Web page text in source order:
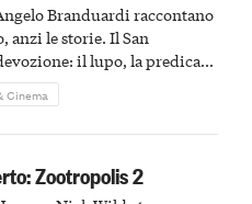
Branduardi raccontano
anzi le storie. Il San
il lupo, la predica
Cinema
Zootropolis 2